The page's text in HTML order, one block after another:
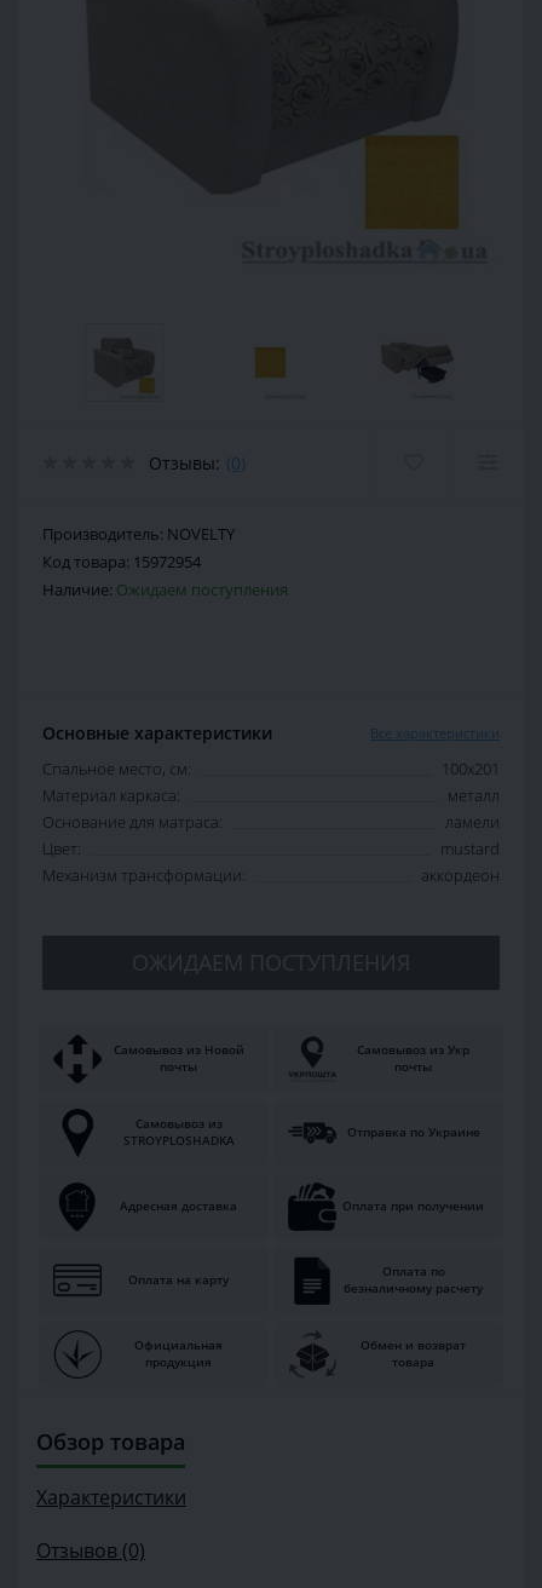
Отзывы: (0)
Производитель: NOVELTY
Код товара: 15972954
Наличие: Ожидаем поступления
Основные характеристики Все характеристики
Спальное место, см:
100х201
Материал каркаса:
металл
Основание для матраса:
ламели
Цвет:
mustard
Механизм трансформации:
аккордеон
ОЖИДАЕМ ПОСТУПЛЕНИЯ
Самовывоз из Новой
почты
Самовывоз из Укр
почты
Самовывоз из
STROYPLOSHADKA
Отправка по Украине
Адресная доставка Оплата при получении
Оплата на карту
Оплата по
безналичному расчету
Официальная
продукция
Обмен и возврат
товара
Обзор товара
Характеристики
Отзывов (0)